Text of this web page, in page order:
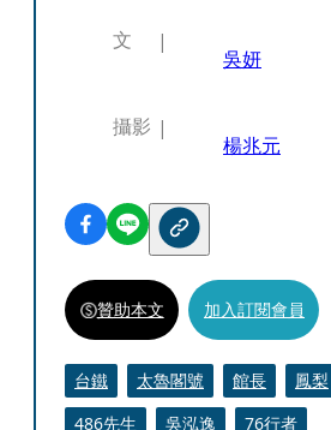
文
吳妍
攝影
楊兆元
贊助本文 加入訂閱會員
台鐵 太魯閣號 館長 鳳梨
486先生
吳泓逸 76行者